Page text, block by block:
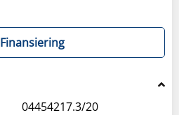
Finansiering
04454217.3/20